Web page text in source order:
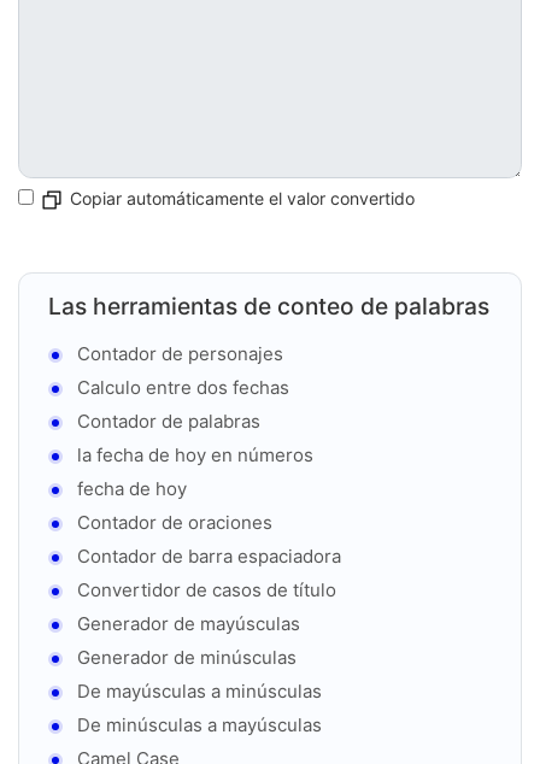
Copiar automáticamente el valor convertido
Las herramientas de conteo de palabras
Contador de personajes
Calculo entre dos fechas
Contador de palabras
la fecha de hoy en números
fecha de hoy
Contador de oraciones
Contador de barra espaciadora
Convertidor de casos de título
Generador de mayúsculas
Generador de minúsculas
De mayúsculas a minúsculas
De minúsculas a mayúsculas
Camel Case